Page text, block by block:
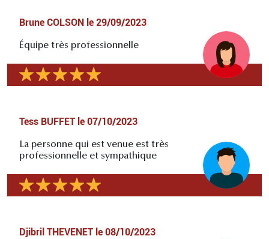
Brune COLSON le 29/09/2023
Équipe très professionnelle
Tess BUFFET le 07/10/2023
La personne qui est venue est très
professionnelle et sympathique
Djibril THEVENET le 08/10/2023